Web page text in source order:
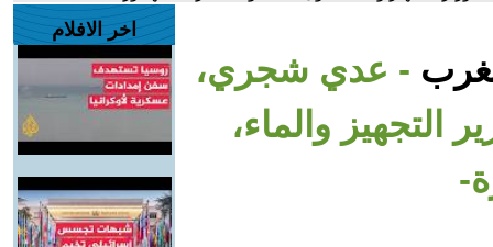
- عدي شجري،
التجهيز والماء،
اخر الافلام